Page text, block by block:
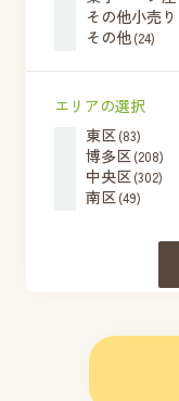
その他小売り
その他(24)
エリアの選択
東区(83)
博多区(208)
中央区(302)
南区(49)